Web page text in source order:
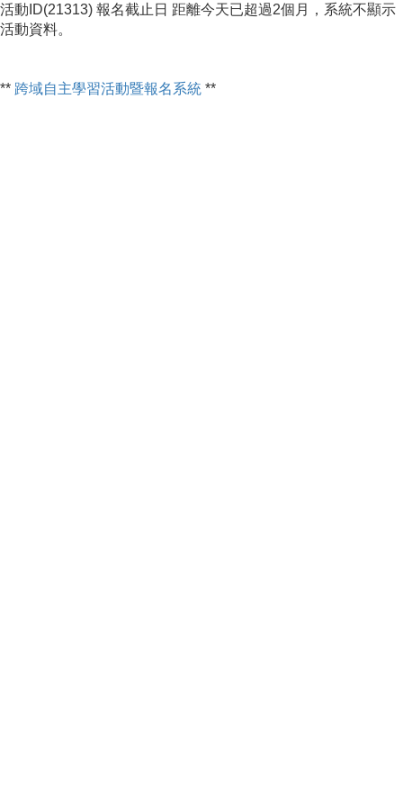
活動ID(21313) 報名截止日 距離今天已超過2個月，系統不顯示
活動資料。
** 跨域自主學習活動暨報名系統 **